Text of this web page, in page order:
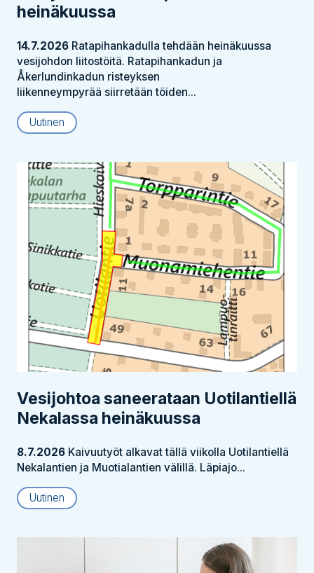
heinäkuussa
14.7.2026 Ratapihankadulla tehdään heinäkuussa
vesijohdon liitostöitä. Ratapihankadun ja
Åkerlundinkadun risteyksen
liikenneympyrää siirretään töiden...
Uutinen
Vesijohtoa saneerataan Uotilantiellä
Nekalassa heinäkuussa
8.7.2026 Kaivuutyöt alkavat tällä viikolla Uotilantiellä
Nekalantien ja Muotialantien välillä. Läpiajo...
Uutinen